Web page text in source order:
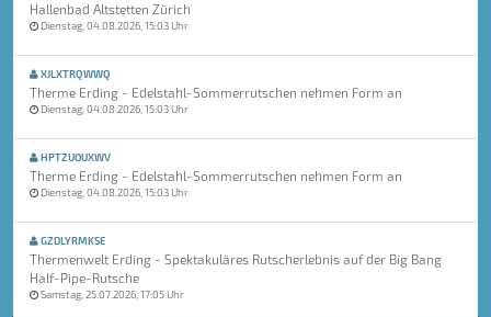
Hallenbad Altstetten Zürich
Dienstag, 04.08.2026, 15:03 Uhr
XJLXTRQWWQ
Therme Erding - Edelstahl-Sommerrutschen nehmen Form an
Dienstag, 04.08.2026, 15:03 Uhr
HPTZUOUXWV
Therme Erding - Edelstahl-Sommerrutschen nehmen Form an
Dienstag, 04.08.2026, 15:03 Uhr
GZDLYRMKSE
Thermenwelt Erding - Spektakuläres Rutscherlebnis auf der Big Bang
Half-Pipe-Rutsche
Samstag, 25.07.2026, 17:05 Uhr